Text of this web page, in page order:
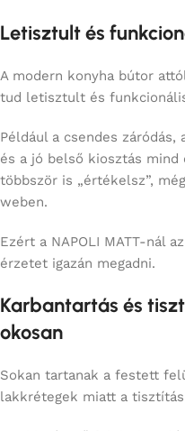
Letisztult és
A modern konyha bútor
tud letisztult és
Például a csendes
és a jó belső kiosztás
többször is „értékelsz”,
weben.
Ezért a NAPOLI MATT-nál
érzetet igazán megadni.
Karbantartás és
okosan
Sokan tartanak a festett
lakkrétegek miatt a